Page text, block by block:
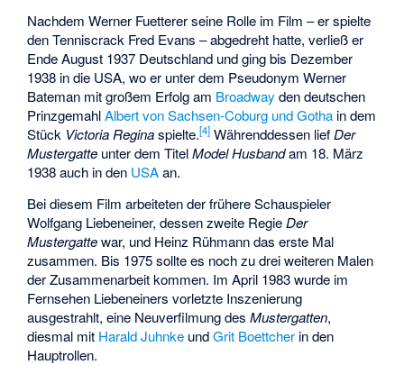
Nachdem Werner Fuetterer seine Rolle im Film – er spielte
den Tenniscrack Fred Evans – abgedreht hatte, verließ er
Ende August 1937 Deutschland und ging bis Dezember
1938 in die USA, wo er unter dem Pseudonym Werner
Bateman mit großem Erfolg am Broadway den deutschen
PrinzgemahlAlbert von Sachsen-Coburg und Gotha in dem
Stück Victoria Reginaspielte.[4] Währenddessen liefDer
Mustergatte unter dem TitelModel Husbandam 18. März
1938 auch in den USAan.
Bei diesem Film arbeiteten der frühere Schauspieler
Wolfgang Liebeneiner, dessen zweite RegieDer
Mustergattewar, und Heinz Rühmann das erste Mal
zusammen. Bis 1975 sollte es noch zu drei weiteren Malen
der Zusammenarbeit kommen. Im April 1983 wurde im
Fernsehen Liebeneiners vorletzte Inszenierung
ausgestrahlt, eine Neuverfilmung desMustergatten,
diesmal mit Harald Juhnke undGrit Boettcher in den
Hauptrollen.